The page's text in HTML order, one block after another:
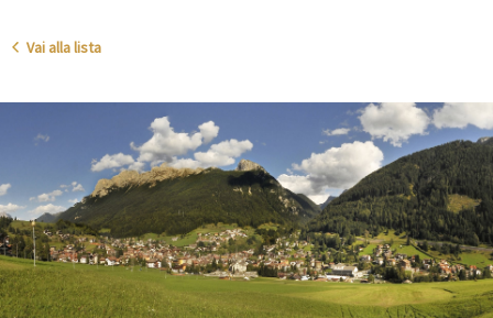
Vai alla lista